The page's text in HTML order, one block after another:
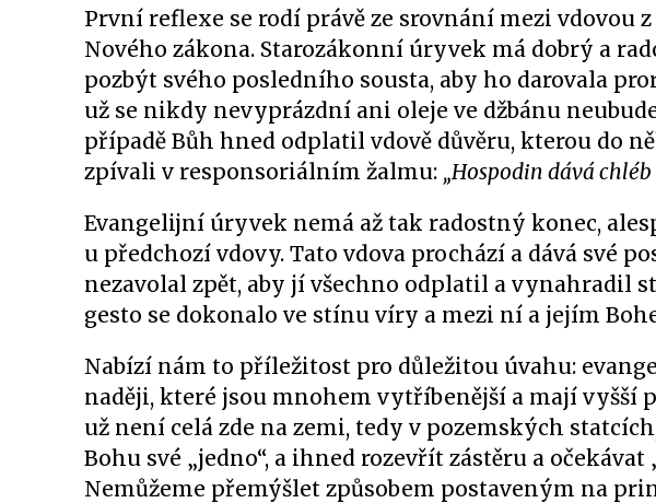
První reflexe se rodí právě ze srovnání mezi vdovou
Nového zákona. Starozákonní úryvek má dobrý a
pozbýt svého posledního sousta, aby ho darovala
už se nikdy nevyprázdní ani oleje ve džbánu
případě Bůh hned odplatil vdově důvěru, kterou do
zpívali v responsoriálním žalmu: „Hospodin dává
Evangelijní úryvek nemá až tak radostný konec,
u předchozí vdovy. Tato vdova prochází a dává své
nezavolal zpět, aby jí všechno odplatil a vynahradil
gesto se dokonalo ve stínu víry a mezi ní a jejím
Nabízí nám to příležitost pro důležitou úvahu:
naději, které jsou mnohem vytříbenější a mají vyšší
už není celá zde na zemi, tedy v pozemských
Bohu své „jedno“, a ihned rozevřít zástěru a
Nemůžeme přemýšlet způsobem postaveným na